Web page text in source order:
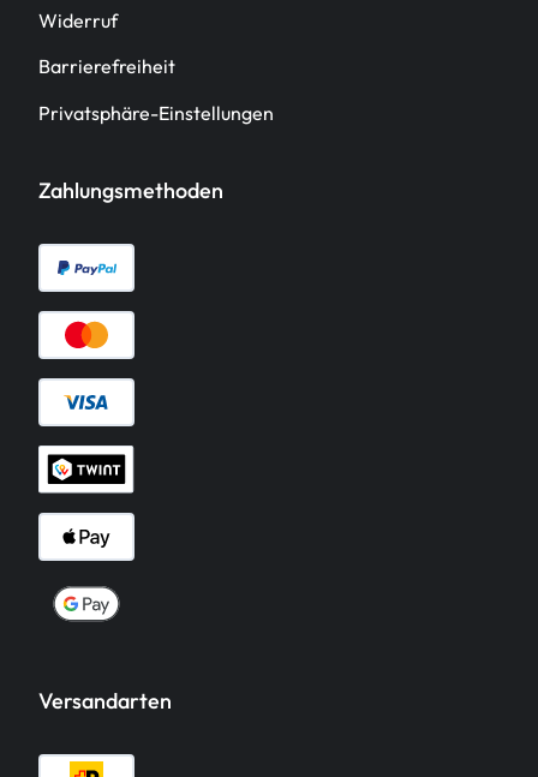
Widerruf
Barrierefreiheit
Privatsphäre-Einstellungen
Zahlungsmethoden
Versandarten